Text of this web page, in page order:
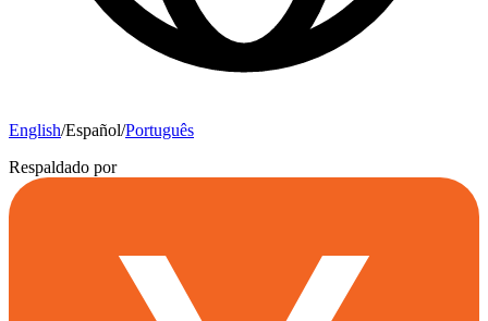
English/Español/Português
Respaldado por